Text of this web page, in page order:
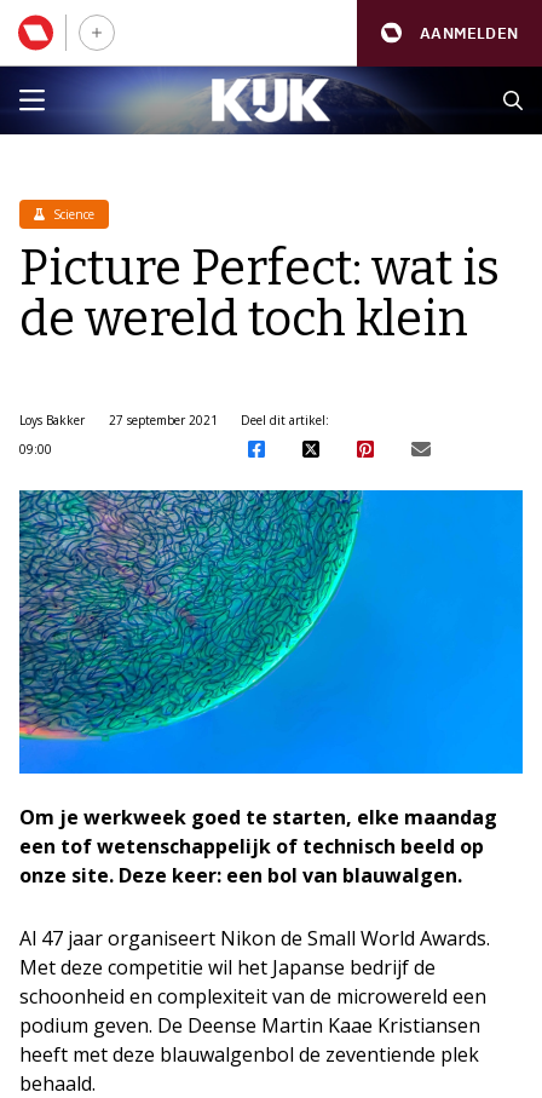
AANMELDEN
Science
Picture Perfect: wat is
de wereld toch klein
Loys Bakker
27 september 2021
09:00
Deel dit artikel:
Om je werkweek goed te starten, elke maandag
een tof wetenschappelijk of technisch beeld op
onze site. Deze keer: een bol van blauwalgen.
Al 47 jaar organiseert Nikon de Small World Awards.
Met deze competitie wil het Japanse bedrijf de
schoonheid en complexiteit van de microwereld een
podium geven. De Deense Martin Kaae Kristiansen
heeft met deze blauwalgenbol de zeventiende plek
behaald.